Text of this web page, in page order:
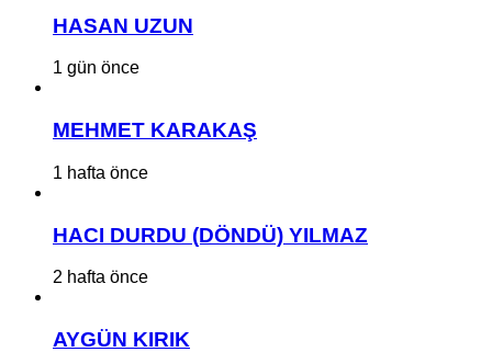
HASAN UZUN
1 gün önce
MEHMET KARAKAŞ
1 hafta önce
HACI DURDU (DÖNDÜ) YILMAZ
2 hafta önce
AYGÜN KIRIK